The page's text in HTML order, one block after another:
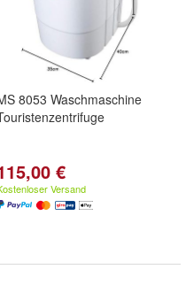
8053 Waschmaschine
€
Versand